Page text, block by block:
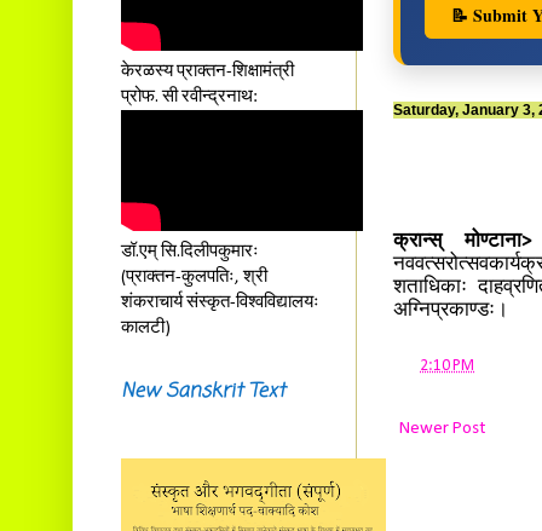
📝 Submit
Saturday, January 3,
क्रान्स् मोण्टाना>
शताधिकाः
अग्निप्रकाण्डः।
2:10 PM
Newer Post
तनयस्तस्यैः जनन्यै
नमः॥–
केरळस्य प्राक्तन-शिक्षामंत्री
प्रोफ. सी रवीन्द्रनाथ:
डॉ.एम् सि.दिलीपकुमारः
(प्राक्तन-कुलपतिः, श्री
शंकराचार्य संस्कृत-विश्वविद्यालयः
कालटी)
New Sanskrit Text